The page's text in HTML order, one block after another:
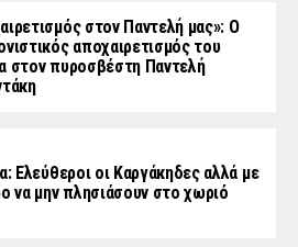
στον Παντελή μας»: Ο
αποχαιρετισμός του
στον πυροσβέστη Παντελή
Ελεύθεροι οι Καργάκηδες αλλά με
να μην πλησιάσουν στο χωριό